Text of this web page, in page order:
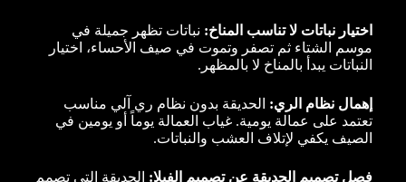
اختيار نباتات لا تناسب المناخ: نباتات تظهر جميلة في
موسم الشتاء ثم تصفر وتموت في صيف الأحساء، اختيار
النباتات يبدأ بالمناخ لا بالمظهر.
إهمال نظام الري: الحديقة بدون نظام ري آلي مناسب
تعتمد على عمالة يومية. غياب العمالة يوماً أو يومين في
الصيف يكفي لإتلاف العشب والنباتات.
فصل تصميم الحديقة عن تصميم الفيلا: الحديقة التي تصمم